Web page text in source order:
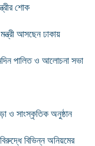
শোক
আসছেন ঢাকায়
পালিত ও আলোচনা সভা
ও সাংস্কৃতিক অনুষ্ঠান
বিভিন্ন অনিয়মের